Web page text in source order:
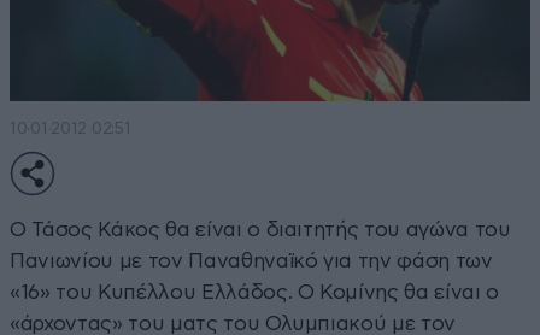
10·01·2012 02:51
Ο Τάσος Κάκος θα είναι ο διαιτητής του αγώνα του
Πανιωνίου με τον Παναθηναϊκό για την φάση των
«16» του Κυπέλλου Ελλάδος. Ο Κομίνης θα είναι ο
«άρχοντας» του ματς του Ολυμπιακού με τον